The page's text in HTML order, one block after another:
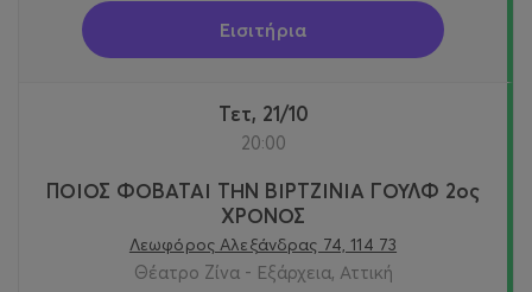
Εισιτήρια
Τετ, 21/10
20:00
ΠΟΙΟΣ ΦΟΒΑΤΑΙ ΤΗΝ ΒΙΡΤΖΙΝΙΑ ΓΟΥΛΦ 2ος
ΧΡΟΝΟΣ
Λεωφόρος Αλεξάνδρας 74, 114 73
Θέατρο Ζίνα - Εξάρχεια, Αττική